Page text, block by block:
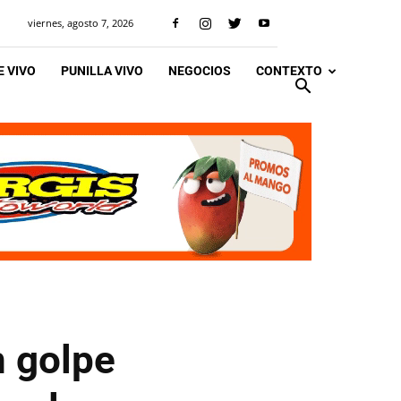
viernes, agosto 7, 2026
VIVO PUNILLA VIVO NEGOCIOS CONTEXTO
golpe